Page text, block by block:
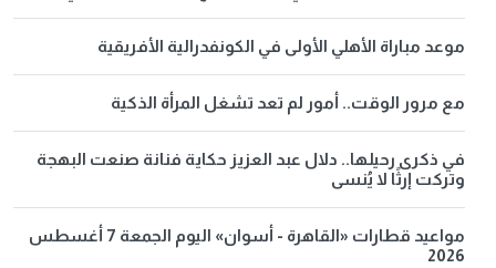
موعد مباراة الأهلي الأولى في الكونفدرالية الأفريقية
مع مرور الوقت.. أمور لم تعد تشغل المرأة الذكية
في ذكرى رحيلها.. دلال عبد العزيز حكاية فنانة صنعت البهجة
وتركت إرثًا لا يُنسى
مواعيد قطارات «القاهرة - أسوان» اليوم الجمعة 7 أغسطس
2026